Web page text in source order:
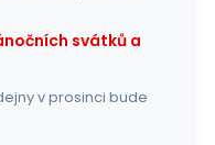
svátků a
v prosinci bude